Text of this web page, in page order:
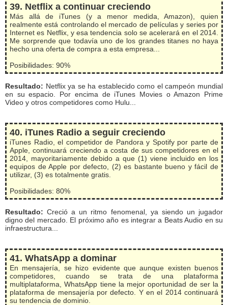
39. Netflix a continuar creciendo
Más allá de iTunes (y a menor medida, Amazon), quien
realmente está controlando el mercado de películas y series por
Internet es Netflix, y esa tendencia solo se acelerará en el 2014.
Me sorprende que todavía uno de los grandes titanes no haya
hecho una oferta de compra a esta empresa...
Posibilidades: 90%
Resultado: Netflix ya se ha establecido como el campeón mundial
en su espacio. Por encima de iTunes Movies o Amazon Prime
Video y otros competidores como Hulu...
40. iTunes Radio a seguir creciendo
iTunes Radio, el competidor de Pandora y Spotify por parte de
Apple, continuará creciendo a costa de sus competidores en el
2014, mayoritariamente debido a que (1) viene incluido en los
equipos de Apple por defecto, (2) es bastante bueno y fácil de
utilizar, (3) es totalmente gratis.
Posibilidades: 80%
Resultado: Creció a un ritmo fenomenal, ya siendo un jugador
digno del mercado. El próximo año es integrar a Beats Audio en su
infraestructura...
41. WhatsApp a dominar
En mensajería, se hizo evidente que aunque existen buenos
competidores, cuando se trata de una plataforma
multiplataforma, WhatsApp tiene la mejor oportunidad de ser la
plataforma de mensajería por defecto. Y en el 2014 continuará
su tendencia de dominio.